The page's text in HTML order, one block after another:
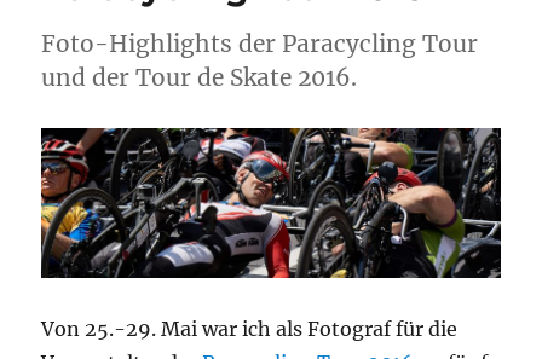
Foto-Highlights der Paracycling Tour
und der Tour de Skate 2016.
Von 25.-29. Mai war ich als Fotograf für die